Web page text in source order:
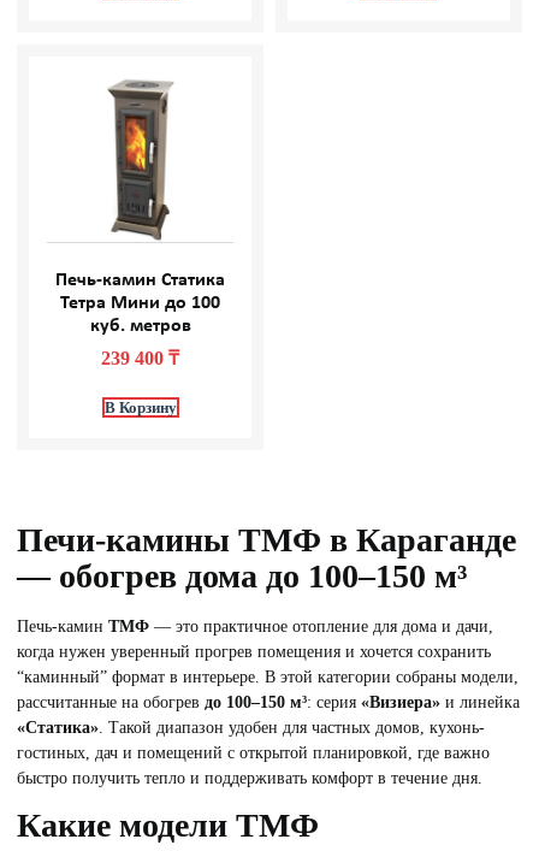
Печь-камин Статика
Тетра Мини до 100
куб. метров
239 400₸
В Корзину
Печи-камины ТМФ в Караганде
— обогрев дома до 100–150 м³
Печь-каминТМФ — это практичное отопление для дома и дачи,
когда нужен уверенный прогрев помещения и хочется сохранить
“каминный” формат в интерьере. В этой категории собраны модели,
рассчитанные на обогрев до 100–150 м³: серия«Визиера» и линейка
«Статика» . Такой диапазон удобен для частных домов, кухонь-
гостиных, дач и помещений с открытой планировкой, где важно
быстро получить тепло и поддерживать комфорт в течение дня.
Какие модели ТМФ